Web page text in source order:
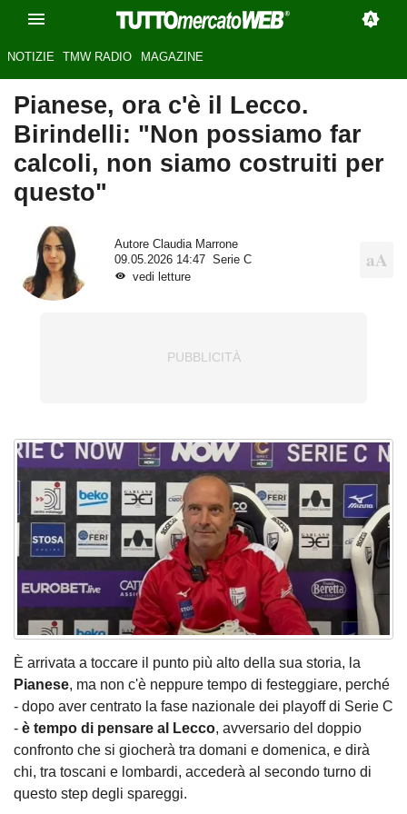
NOTIZIE TMW RADIO MAGAZINE
Pianese, ora c'è il Lecco.
Birindelli: "Non possiamo far
calcoli, non siamo costruiti per
questo"
Autore Claudia Marrone
09.05.2026 14:47
Serie C
vedi letture
È arrivata a toccare il punto più alto della sua storia, la
Pianese, ma non c'è neppure tempo di festeggiare, perché
- dopo aver centrato la fase nazionale dei playoff di Serie C
- è tempo di pensare al Lecco, avversario del doppio
confronto che si giocherà tra domani e domenica, e dirà
chi, tra toscani e lombardi, accederà al secondo turno di
questo step degli spareggi.